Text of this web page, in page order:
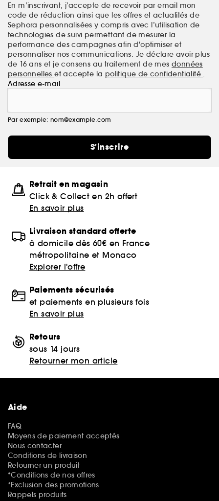
En m’inscrivant, j’accepte de recevoir par email mon
code de réduction ainsi que les offres et actualités de
Sephora personnalisées y compris avec l’utilisation de
technologies de suivi permettant de mesurer la
performance des campagnes afin d'optimiser et
personnaliser nos communications. Je déclare avoir plus
de 16 ans et je consens au traitement de mes données
personnelleset accepte la politique de confidentialité .
Adresse e-mail
Par exemple: nom@example.com
S'inscrire
Retrait en magasin
Click & Collect en 2h offert
En savoir plus
Livraison standard offerte
à domicile dès 60€ en France
métropolitaine et Monaco
Explorer l'offre
Paiements sécurisés
et paiements en plusieurs fois
En savoir plus
Retours
sous 14 jours
Retourner mon article
Aide
FAQ
Moyens de paiement acceptés
Nous contacter
Conditions de livraison
Retourner un produit
*Conditions de nos offres
*Exclusion des promotions
Rappels produits